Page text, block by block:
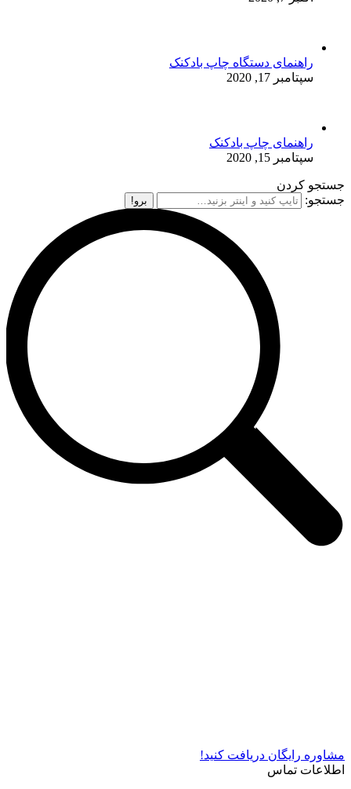
راهنمای دستگاه چاپ بادکنک
سپتامبر 17, 2020
راهنمای چاپ بادکنک
سپتامبر 15, 2020
جستجو کردن
جستجو:
مشاوره رایگان دریافت کنید!
اطلاعات تماس